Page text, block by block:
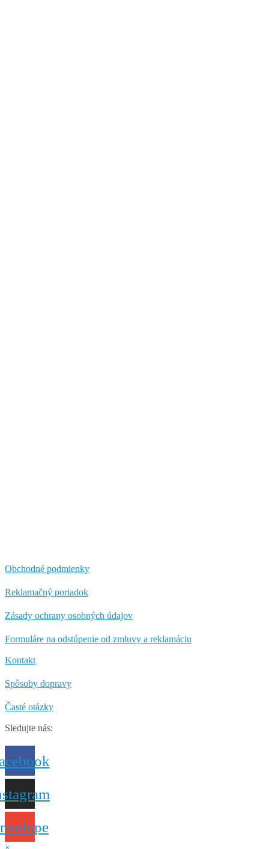
Obchodné podmienky
Reklamačný poriadok
Zásady ochrany osobných údajov
Formuláre na odstúpenie od zmluvy a reklamáciu
Kontakt
Spôsoby dopravy
Časté otázky
Sledujte nás: